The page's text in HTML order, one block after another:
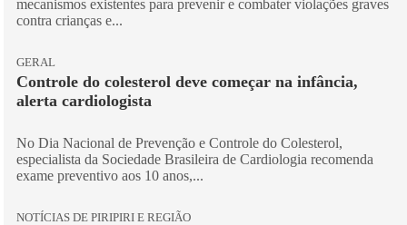
mecanismos existentes para prevenir e combater violações graves
contra crianças e...
GERAL
Controle do colesterol deve começar na infância,
alerta cardiologista
No Dia Nacional de Prevenção e Controle do Colesterol,
especialista da Sociedade Brasileira de Cardiologia recomenda
exame preventivo aos 10 anos,...
NOTÍCIAS DE PIRIPIRI E REGIÃO